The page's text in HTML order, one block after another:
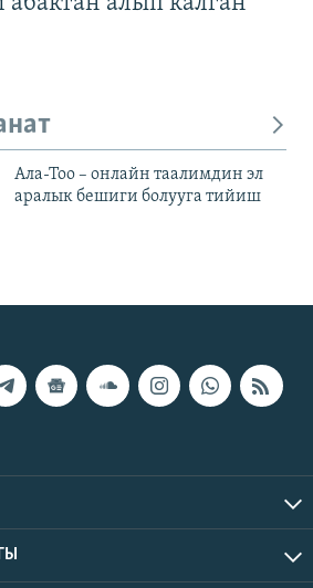
Ала-Тоо – онлайн таалимдин эл
аралык бешиги болууга тийиш